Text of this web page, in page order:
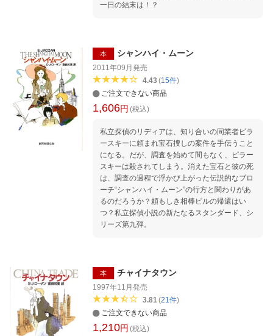
一日の結末は！？
本 シャンハイ・ムーン
2011年09月 発売
4.43(15件)
ご注文できない商品
1,606円 (税込)
私立探偵のリディアは、知り合いの同業者ピラ
ースキーに頼まれ宝石捜しの案件を手伝うこと
になる。だが、調査を始めて間もなく、ピラー
スキーは殺されてしまう。消えた宝石と彼の死
は、調査の過程で浮かび上がった伝説的なブロ
ーチ“シャンハイ・ムーン”の行方と関わりがあ
るのだろうか？頼もしき相棒ビルの帰還はい
つ？私立探偵小説の新たなるスタンダード、シ
リーズ第九弾。
本 チャイナタウン
1997年11月 発売
3.81(21件)
ご注文できない商品
1,210円 (税込)